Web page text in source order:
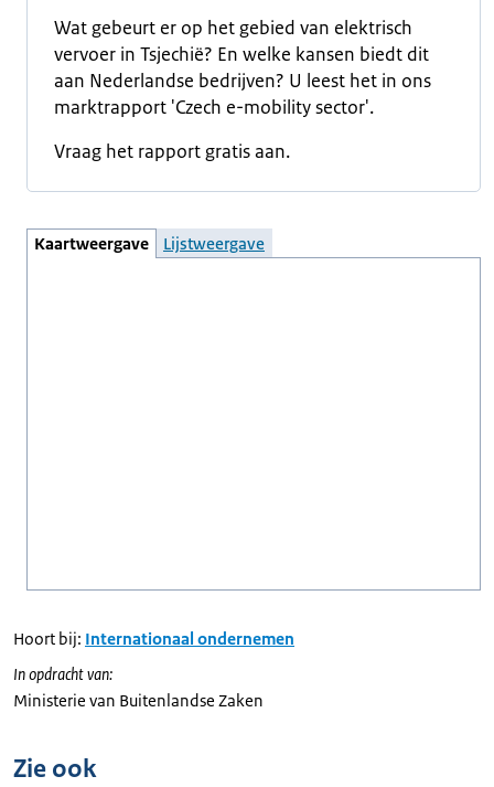
Wat gebeurt er op het gebied van elektrisch
vervoer in Tsjechië? En welke kansen biedt dit
aan Nederlandse bedrijven? U leest het in ons
marktrapport 'Czech e-mobility sector'.
Vraag het rapport gratis aan.
Kaartweergave Lijstweergave
Hoort bij: Internationaal ondernemen
In opdracht van:
Ministerie van Buitenlandse Zaken
Zie ook